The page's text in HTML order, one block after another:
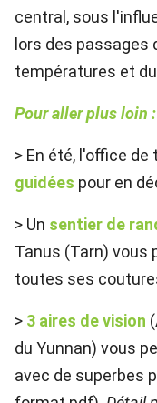
central, sous
lors des passages
températures et
Pour aller plus loin :
> En été, l'office
guidées pour en
> Un sentier de
Tanus (Tarn) vous
toutes ses
> 3 aires de vision
du Yunnan) vous
avec de superbes